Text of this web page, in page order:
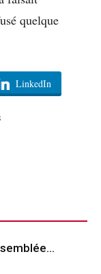
quelque
LinkedIn